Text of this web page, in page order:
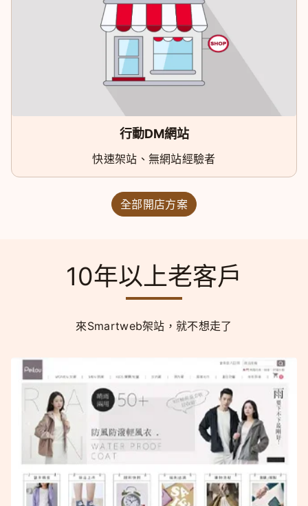
行動DM網站
快速架站、無網站經驗者
全部開店方案
10年以上老客戶
來Smartweb架站，就不想走了